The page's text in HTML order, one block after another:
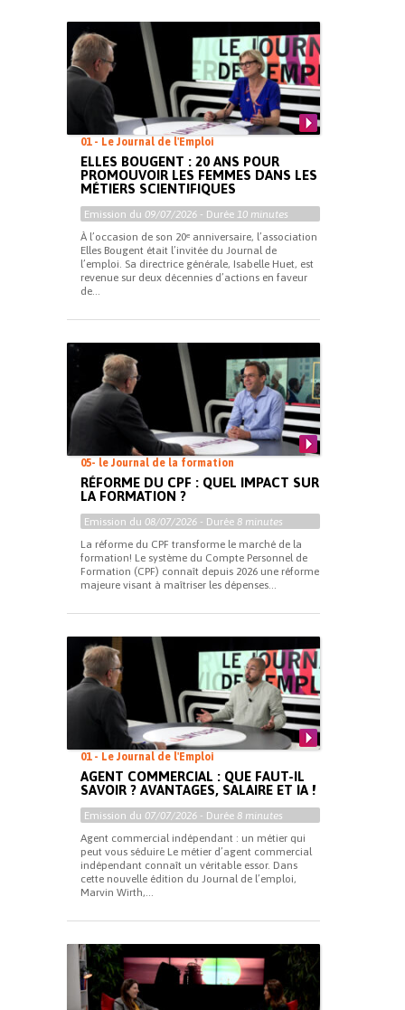
01 - Le Journal de l'Emploi
ELLES BOUGENT : 20 ANS POUR
PROMOUVOIR LES FEMMES DANS LES
MÉTIERS SCIENTIFIQUES
Emission du 09/07/2026 - Durée 10 minutes
À l’occasion de son 20ᵉ anniversaire, l’association
Elles Bougent était l’invitée du Journal de
l’emploi. Sa directrice générale, Isabelle Huet, est
revenue sur deux décennies d’actions en faveur
de...
05- le Journal de la formation
RÉFORME DU CPF : QUEL IMPACT SUR
LA FORMATION ?
Emission du 08/07/2026 - Durée 8 minutes
La réforme du CPF transforme le marché de la
formation! Le système du Compte Personnel de
Formation (CPF) connaît depuis 2026 une réforme
majeure visant à maîtriser les dépenses...
01 - Le Journal de l'Emploi
AGENT COMMERCIAL : QUE FAUT-IL
SAVOIR ? AVANTAGES, SALAIRE ET IA !
Emission du 07/07/2026 - Durée 8 minutes
Agent commercial indépendant : un métier qui
peut vous séduire Le métier d’agent commercial
indépendant connaît un véritable essor. Dans
cette nouvelle édition du Journal de l’emploi,
Marvin Wirth,...